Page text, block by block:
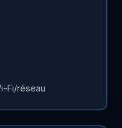
Fi/réseau